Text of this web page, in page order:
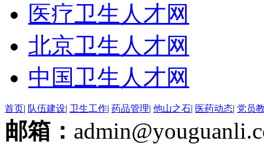
医疗卫生人才网
北京卫生人才网
中国卫生人才网
首页| 队伍建设| 卫生工作| 药品管理| 他山之石| 医药动态| 党员
邮箱：